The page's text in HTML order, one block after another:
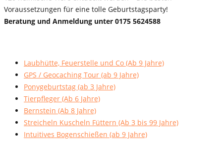
Voraussetzungen für eine tolle Geburtstagsparty!
Beratung und Anmeldung unter 0175 5624588
Laubhütte, Feuerstelle und Co (Ab 9 Jahre)
GPS / Geocaching Tour (ab 9 Jahre)
Ponygeburtstag (ab 3 Jahre)
Tierpfleger (Ab 6 Jahre)
Bernstein (Ab 8 Jahre)
Streicheln Kuscheln Füttern (Ab 3 bis 99 Jahre)
Intuitives Bogenschießen (ab 9 Jahre)